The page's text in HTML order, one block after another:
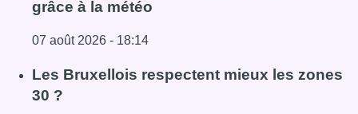
grâce à la météo
07 août 2026 - 18:14
Lire l'article Foire du Midi: les visiteurs au rendez-vous
Les Bruxellois respectent mieux les zones
30 ?